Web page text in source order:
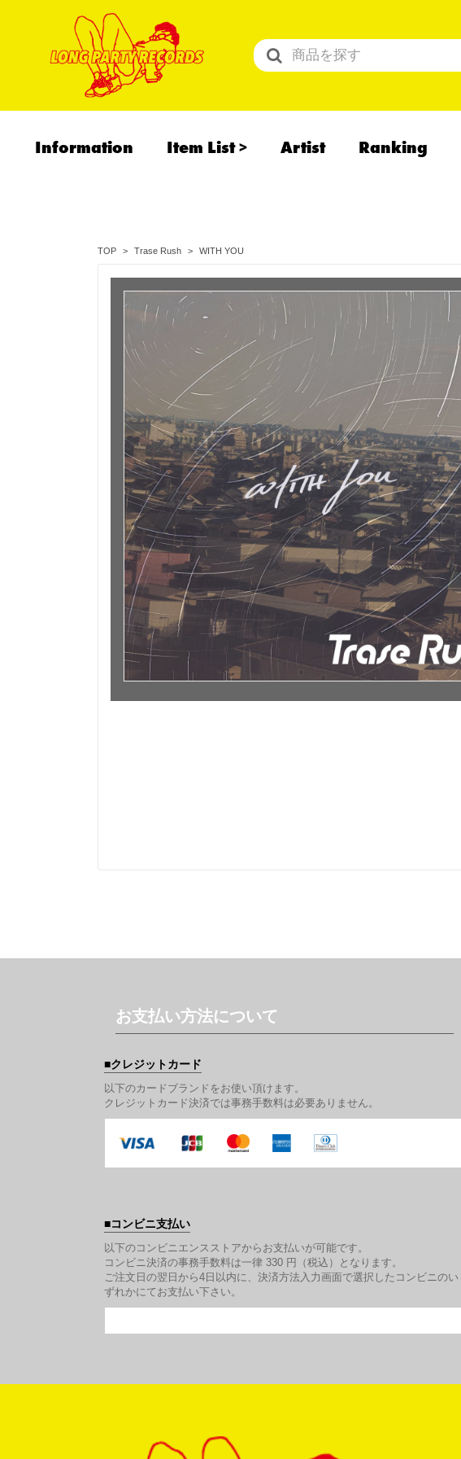
Information Item List Artist Ranking
TOP Trase Rush WITH YOU
お支払い方法について
クレジットカード
以下のカードブランドをお使い頂けます。
クレジットカード決済では事務手数料は必要ありません。
コンビニ支払い
以下のコンビニエンスストアからお支払いが可能です。
コンビニ決済の事務手数料は一律 330 円（税込）となります。
ご注文日の翌日から4日以内に、決済方法入力画面で選択したコンビニのい
ずれかにてお支払い下さい。